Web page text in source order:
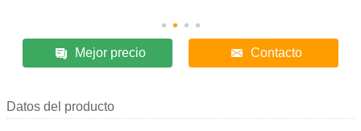
Mejor precio Contacto
Datos del producto